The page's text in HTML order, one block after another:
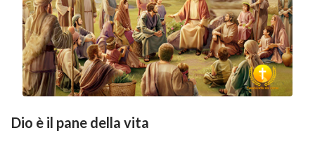
Dio è il pane della vita